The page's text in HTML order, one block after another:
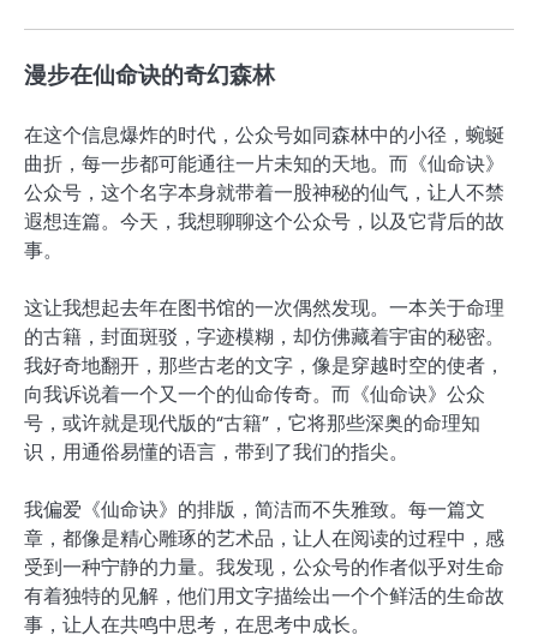
漫步在仙命诀的奇幻森林
在这个信息爆炸的时代，公众号如同森林中的小径，蜿蜒
曲折，每一步都可能通往一片未知的天地。而《仙命诀》
公众号，这个名字本身就带着一股神秘的仙气，让人不禁
遐想连篇。今天，我想聊聊这个公众号，以及它背后的故
事。
这让我想起去年在图书馆的一次偶然发现。一本关于命理
的古籍，封面斑驳，字迹模糊，却仿佛藏着宇宙的秘密。
我好奇地翻开，那些古老的文字，像是穿越时空的使者，
向我诉说着一个又一个的仙命传奇。而《仙命诀》公众
号，或许就是现代版的“古籍”，它将那些深奥的命理知
识，用通俗易懂的语言，带到了我们的指尖。
我偏爱《仙命诀》的排版，简洁而不失雅致。每一篇文
章，都像是精心雕琢的艺术品，让人在阅读的过程中，感
受到一种宁静的力量。我发现，公众号的作者似乎对生命
有着独特的见解，他们用文字描绘出一个个鲜活的生命故
事，让人在共鸣中思考，在思考中成长。